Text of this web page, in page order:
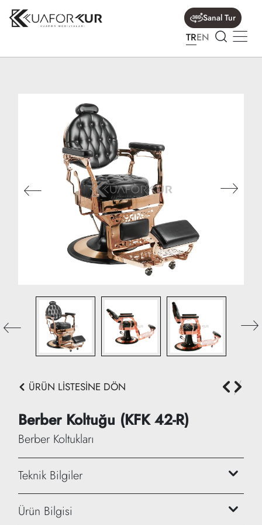
Sanal Tur
TREN
ÜRÜN LİSTESİNE DÖN
Berber Koltuğu (KFK 42-R)
Berber Koltukları
Teknik Bilgiler
Yükseklik: 110/130 cm
Ürün Bilgisi